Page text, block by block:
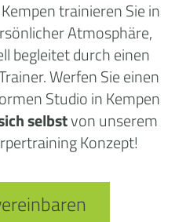
trainieren Sie in
Atmosphäre,
begleitet durch einen
Werfen Sie einen
Studio in Kempen
selbstvon unserem
Konzept!